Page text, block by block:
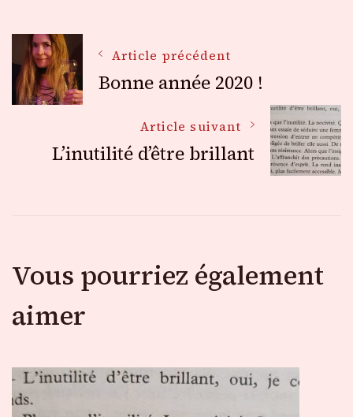
Navigation
des
articles
Article précédent
Bonne année 2020 !
Article suivant
L’inutilité d’être brillant
Vous pourriez également
aimer